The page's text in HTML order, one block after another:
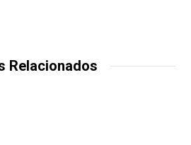
Relacionados